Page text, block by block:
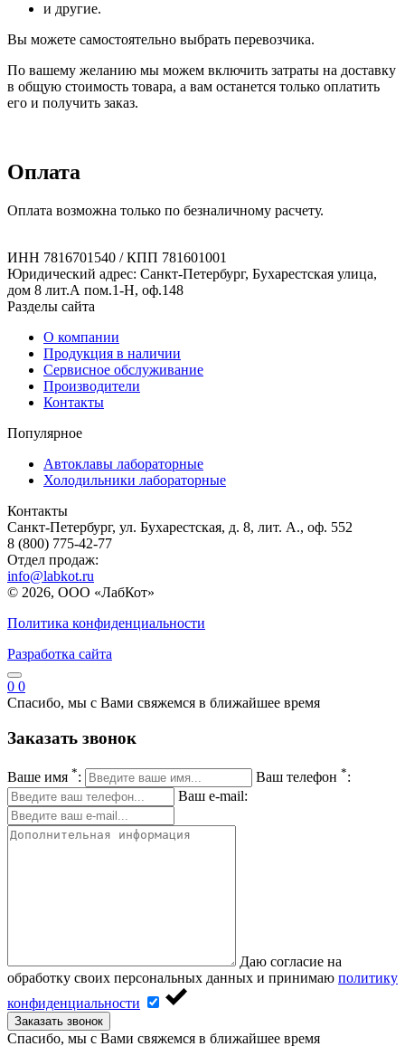
и другие.
Вы можете самостоятельно выбрать перевозчика.
По вашему желанию мы можем включить затраты на доставку
в общую стоимость товара, а вам останется только оплатить
его и получить заказ.
Оплата
Оплата возможна только по безналичному расчету.
ИНН 7816701540 / КПП 781601001
Юридический адрес: Санкт-Петербург, Бухарестская улица,
дом 8 лит.А пом.1-Н, оф.148
Разделы сайта
О компании
Продукция в наличии
Сервисное обслуживание
Производители
Контакты
Популярное
Автоклавы лабораторные
Холодильники лабораторные
Контакты
Санкт-Петербург, ул. Бухарестская, д. 8, лит. А., оф. 552
8 (800) 775-42-77
Отдел продаж:
info@labkot.ru
© 2026, ООО «ЛабКот»
Политика конфиденциальности
Разработка сайта
0 0
Спасибо, мы с Вами свяжемся в ближайшее время
Заказать звонок
Ваше имя *: Ваш телефон *:
Ваш e-mail:
Даю согласие на
обработку своих персональных данных и принимаю политику
конфиденциальности
Заказать звонок
Спасибо, мы с Вами свяжемся в ближайшее время